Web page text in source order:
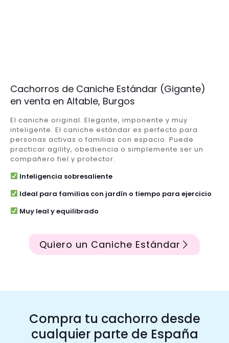
Cachorros de Caniche Estándar (Gigante)
en venta en Altable, Burgos
El caniche original. Elegante, imponente y muy
inteligente. El caniche estándar es perfecto para
personas activas o familias con espacio. Puede
practicar agility, obediencia o simplemente ser un
compañero fiel y protector.
Inteligencia sobresaliente
Ideal para familias con jardín o tiempo para ejercicio
Muy leal y equilibrado
Quiero un Caniche Estándar
Compra tu cachorro desde
cualquier parte de España